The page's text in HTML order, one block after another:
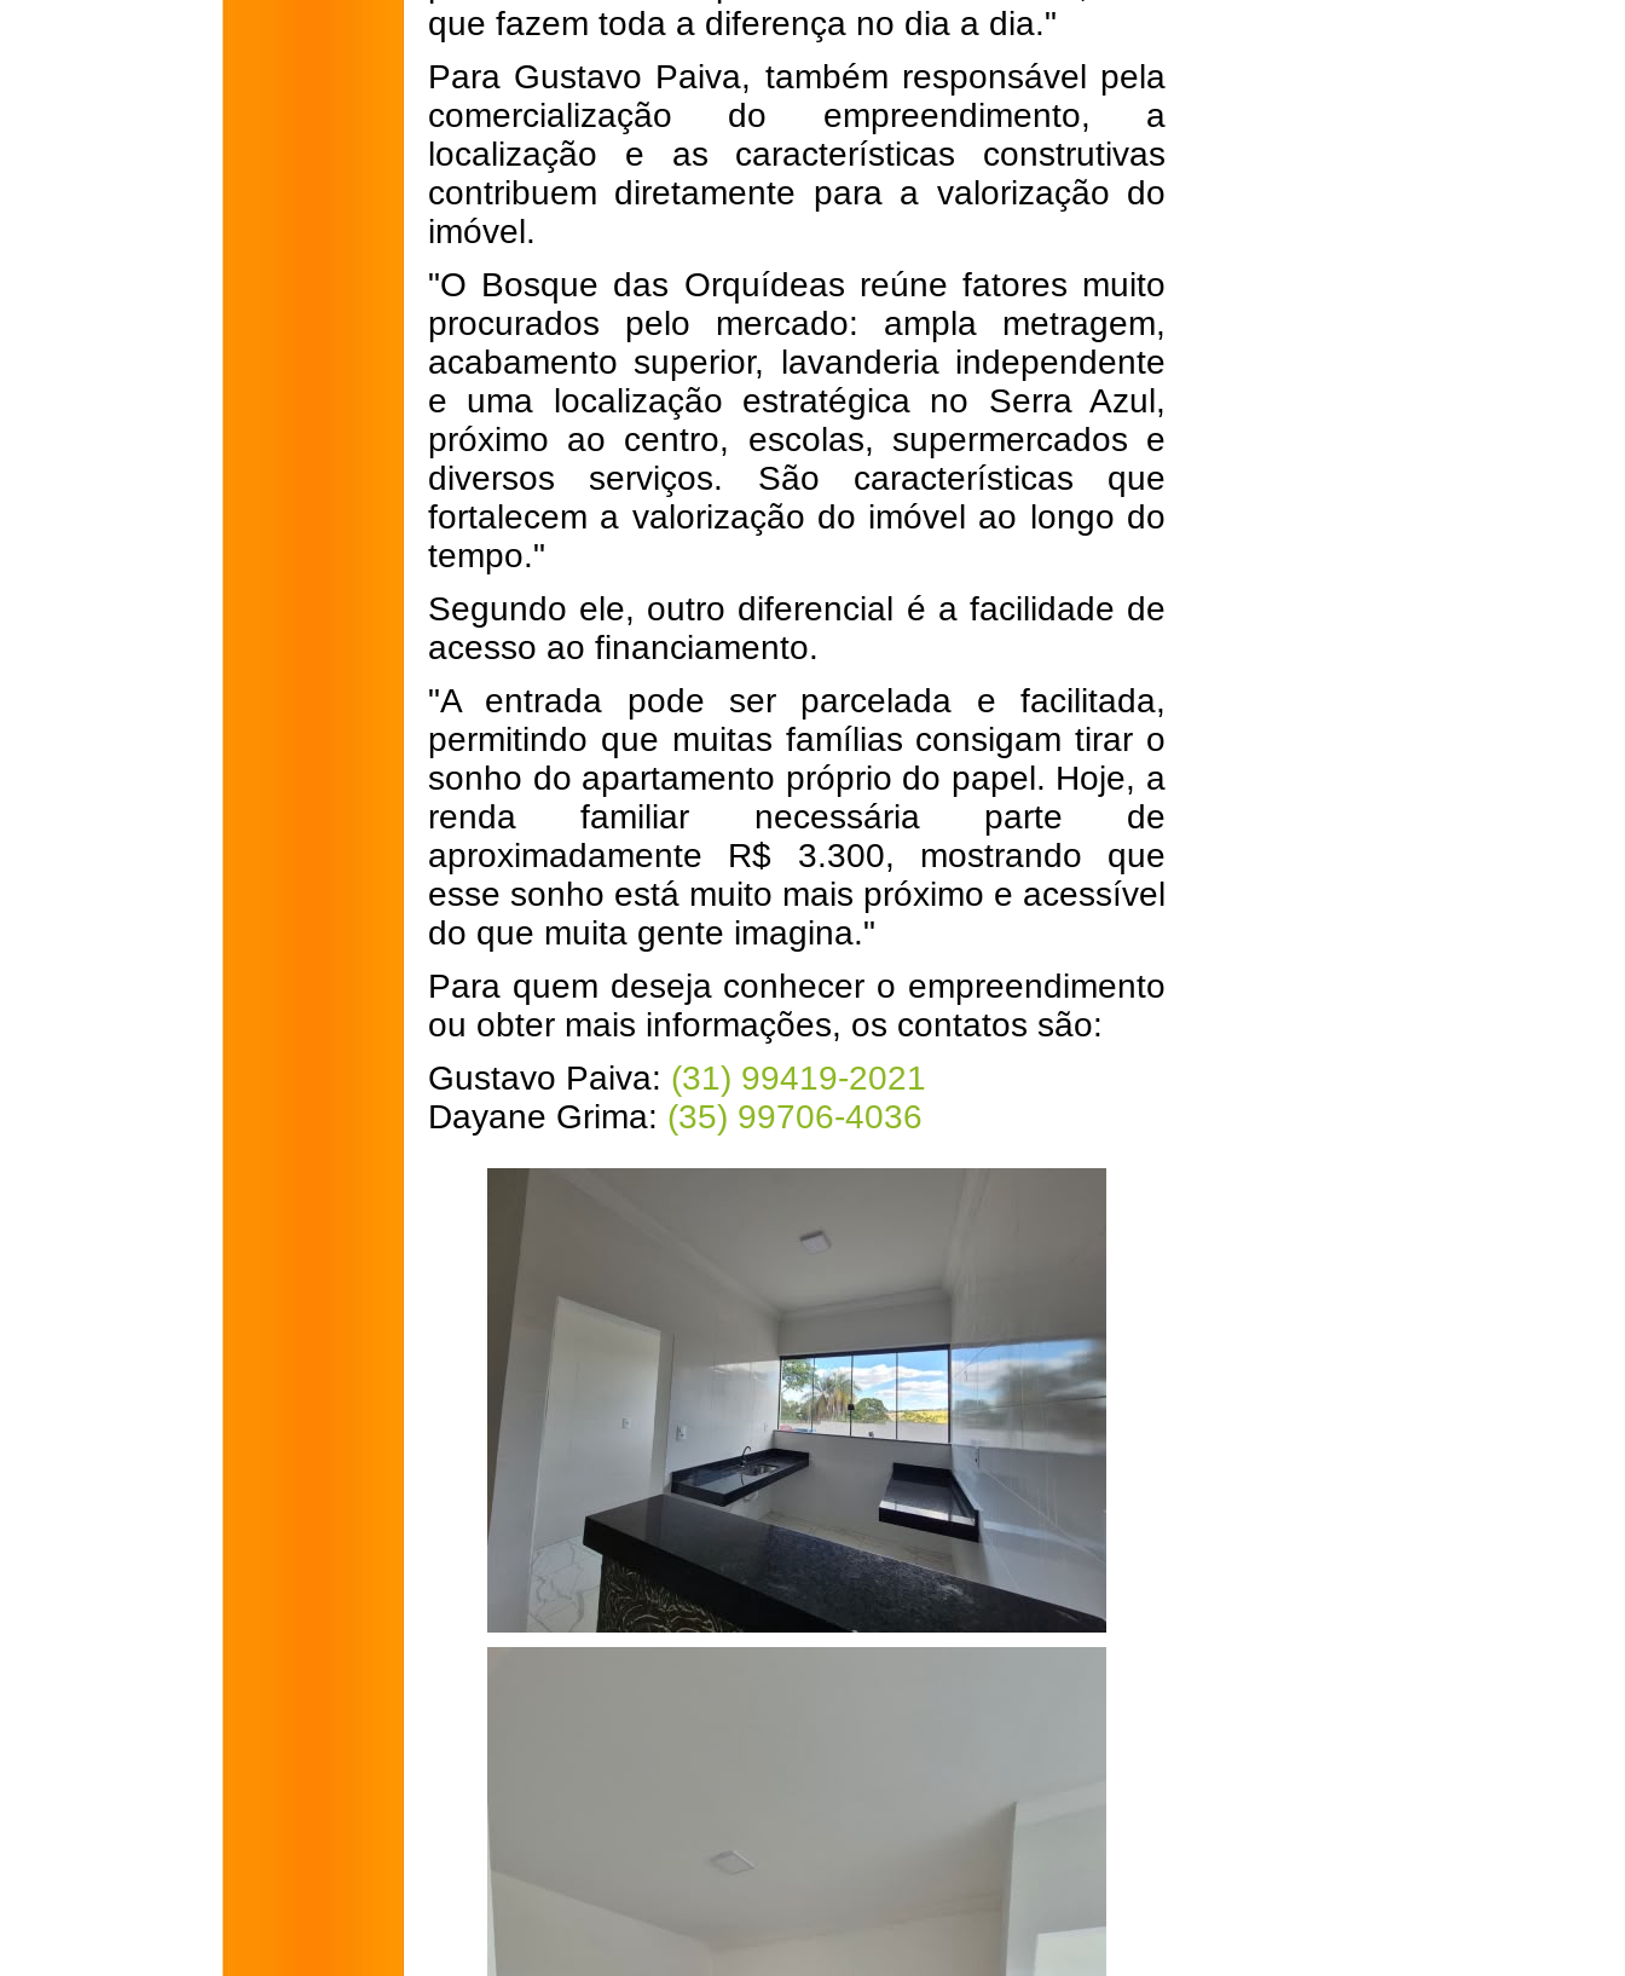
que fazem toda a diferença no dia a dia."
Para Gustavo Paiva, também responsável pela
comercialização do empreendimento, a
localização e as características construtivas
contribuem diretamente para a valorização do
imóvel.
"O Bosque das Orquídeas reúne fatores muito
procurados pelo mercado: ampla metragem,
acabamento superior, lavanderia independente
e uma localização estratégica no Serra Azul,
próximo ao centro, escolas, supermercados e
diversos serviços. São características que
fortalecem a valorização do imóvel ao longo do
tempo."
Segundo ele, outro diferencial é a facilidade de
acesso ao financiamento.
"A entrada pode ser parcelada e facilitada,
permitindo que muitas famílias consigam tirar o
sonho do apartamento próprio do papel. Hoje, a
renda familiar necessária parte de
aproximadamente R$ 3.300, mostrando que
esse sonho está muito mais próximo e acessível
do que muita gente imagina."
Para quem deseja conhecer o empreendimento
ou obter mais informações, os contatos são:
Gustavo Paiva: (31) 99419-2021
Dayane Grima: (35) 99706-4036